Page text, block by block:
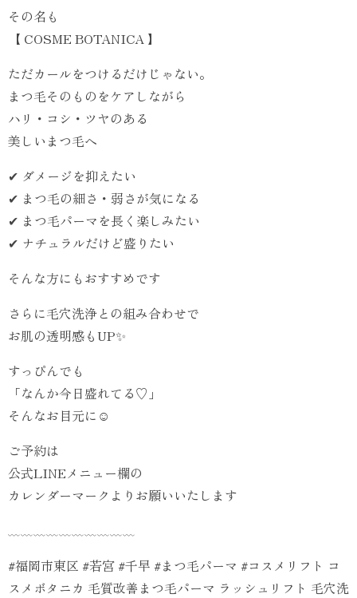
その名も
【 COSME BOTANICA 】
ただカールをつけるだけじゃない。
まつ毛そのものをケアしながら
ハリ・コシ・ツヤのある
美しいまつ毛へ
✔ ダメージを抑えたい
✔ まつ毛の細さ・弱さが気になる
✔ まつ毛パーマを長く楽しみたい
✔ ナチュラルだけど盛りたい
そんな方にもおすすめです
さらに毛穴洗浄との組み合わせで
お肌の透明感もUP✨
すっぴんでも
「なんか今日盛れてる♡」
そんなお目元に☺️
ご予約は
公式LINEメニュー欄の
カレンダーマークよりお願いいたします
﹏﹏﹏﹏﹏﹏﹏﹏﹏﹏
#福岡市東区 #若宮 #千早 #まつ毛パーマ #コスメリフト コ
スメボタニカ 毛質改善まつ毛パーマ ラッシュリフト 毛穴洗